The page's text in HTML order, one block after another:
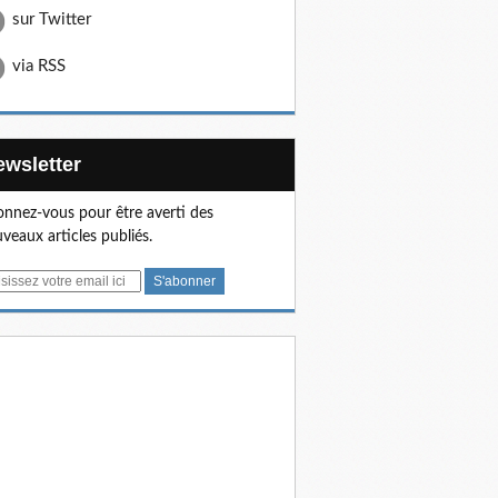
sur Twitter
via RSS
vous pour être averti des
articles publiés.